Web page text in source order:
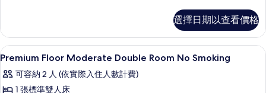
所
有
片
Room
No
Smoking
詳
情
選擇日期以查看價格
顯
示
Premium
客房內保險箱、遮光布/窗簾、熨斗/
1
Premium Floor Moderate Double Room No Smoking
可容納 2 人 (依實際入住人數計費)
1 張標準雙人床